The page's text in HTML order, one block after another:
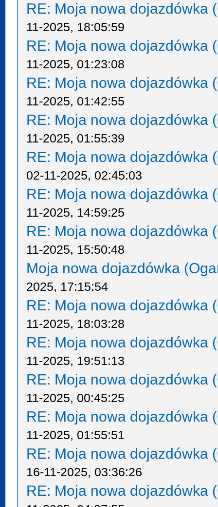
RE: Moja nowa dojazdówka
11-2025, 18:05:59
RE: Moja nowa dojazdówka
11-2025, 01:23:08
RE: Moja nowa dojazdówka
11-2025, 01:42:55
RE: Moja nowa dojazdówka
11-2025, 01:55:39
RE: Moja nowa dojazdówka
02-11-2025, 02:45:03
RE: Moja nowa dojazdówka
11-2025, 14:59:25
RE: Moja nowa dojazdówka
11-2025, 15:50:48
Moja nowa dojazdówka
2025, 17:15:54
RE: Moja nowa dojazdówka
11-2025, 18:03:28
RE: Moja nowa dojazdówka
11-2025, 19:51:13
RE: Moja nowa dojazdówka
11-2025, 00:45:25
RE: Moja nowa dojazdówka
11-2025, 01:55:51
RE: Moja nowa dojazdówka
16-11-2025, 03:36:26
RE: Moja nowa dojazdówka